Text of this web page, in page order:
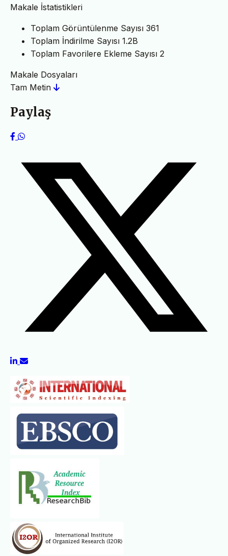
Makale İstatistikleri
Toplam Görüntülenme Sayısı 361
Toplam İndirilme Sayısı 1.2B
Toplam Favorilere Ekleme Sayısı 2
Makale Dosyaları
Tam Metin
Paylaş